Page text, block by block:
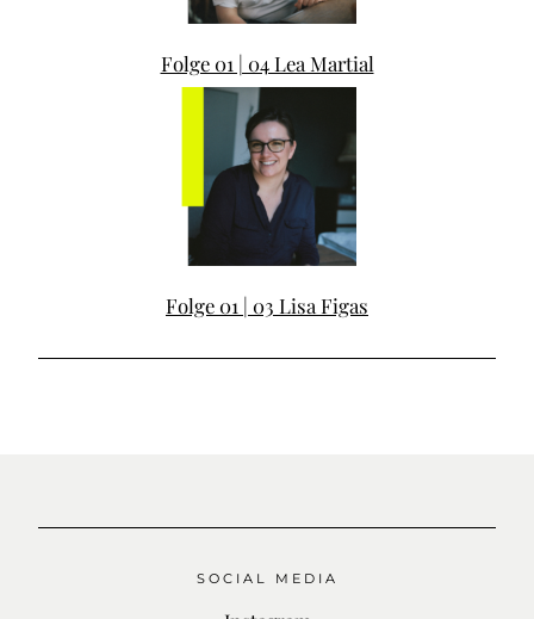
Folge 01 | 04 Lea Martial
Folge 01 | 03 Lisa Figas
SOCIAL MEDIA